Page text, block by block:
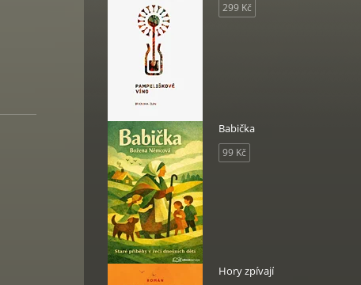
299 Kč
Babička
99 Kč
Hory zpívají